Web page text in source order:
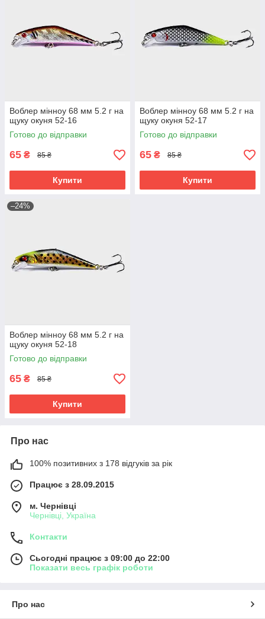
Воблер мінноу 68 мм 5.2 г на
щуку окуня 52-16
Готово до відправки
65 ₴ 85 ₴
Купити
Воблер мінноу 68 мм 5.2 г на
щуку окуня 52-17
Готово до відправки
65 ₴ 85 ₴
Купити
–24%
Воблер мінноу 68 мм 5.2 г на
щуку окуня 52-18
Готово до відправки
65 ₴ 85 ₴
Купити
Про нас
100% позитивних з 178 відгуків за рік
Працює з 28.09.2015
м. Чернівці
Чернівці, Україна
Контакти
Сьогодні працює з 09:00 до 22:00
Показати весь графік роботи
Про нас